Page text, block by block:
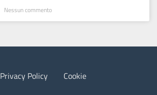
Nessun commento
Privacy Policy Cookie